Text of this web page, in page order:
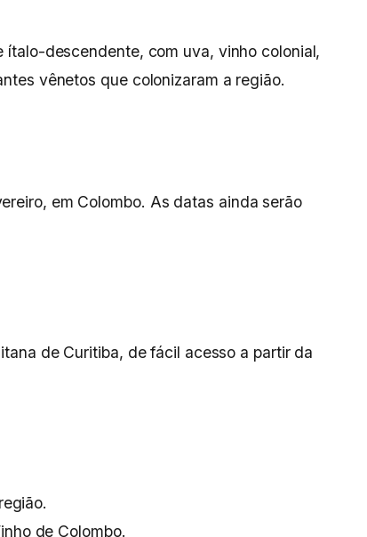
ítalo-descendente, com uva, vinho colonial,
vênetos que colonizaram a região.
em Colombo. As datas ainda serão
de Curitiba, de fácil acesso a partir da
de Colombo.